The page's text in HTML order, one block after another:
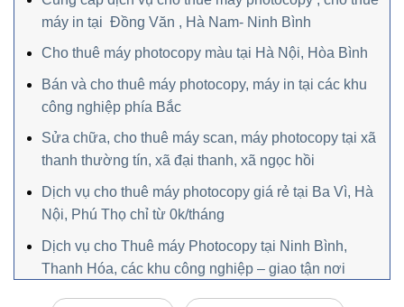
máy in tại Đồng Văn , Hà Nam- Ninh Bình
Cho thuê máy photocopy màu tại Hà Nội, Hòa Bình
Bán và cho thuê máy photocopy, máy in tại các khu
công nghiệp phía Bắc
Sửa chữa, cho thuê máy scan, máy photocopy tại xã
thanh thường tín, xã đại thanh, xã ngọc hồi
Dịch vụ cho thuê máy photocopy giá rẻ tại Ba Vì, Hà
Nội, Phú Thọ chỉ từ 0k/tháng
Dịch vụ cho Thuê máy Photocopy tại Ninh Bình,
Thanh Hóa, các khu công nghiệp – giao tận nơi